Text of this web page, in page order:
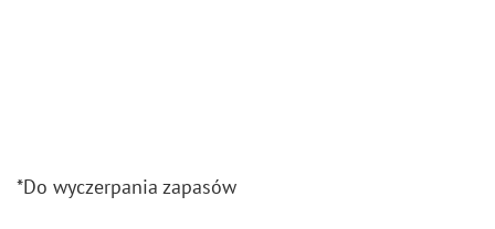
*Do wy­czer­pa­nia za­pa­sów